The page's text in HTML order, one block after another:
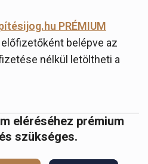
PRÉMIUM
előfizetőként belépve az
nélkül letöltheti a
eléréséhez prémium
szükséges.